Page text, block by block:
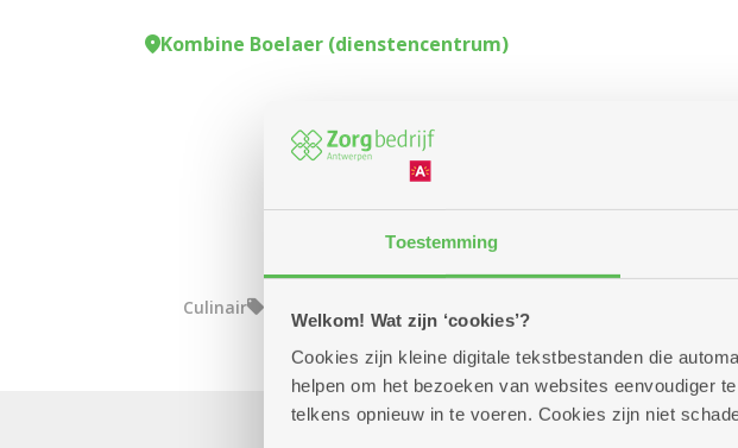
Toestemming
Welkom! Wat zijn ‘cookies’?
Cookies zijn kleine digitale tekstbestanden die
helpen om het bezoeken van websites eenvoudiger
telkens opnieuw in te voeren. Cookies zijn niet
Kombine Boelaer (dienstencentrum)
Culinair